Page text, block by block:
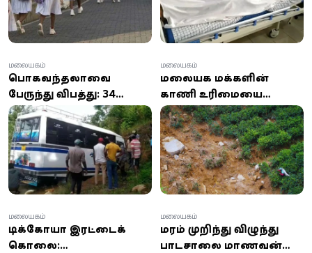
பொகவந்தலாவை
பேருந்து விபத்து: 34
மாணவர்கள் காயம்
மலையகம்
மலையக மக்களின்
காணி உரிமையை
உறுதிப்படுத்தும்
'அரசாங்கத்தின்
வாக்குறுதிக்கு' என்ன
நடந்தது?
மலையகம்
டிக்கோயா இரட்டைக்
கொலை:
மலையகம்
மரம் முறிந்து விழுந்து
பாடசாலை மாணவன்
மலையகம்